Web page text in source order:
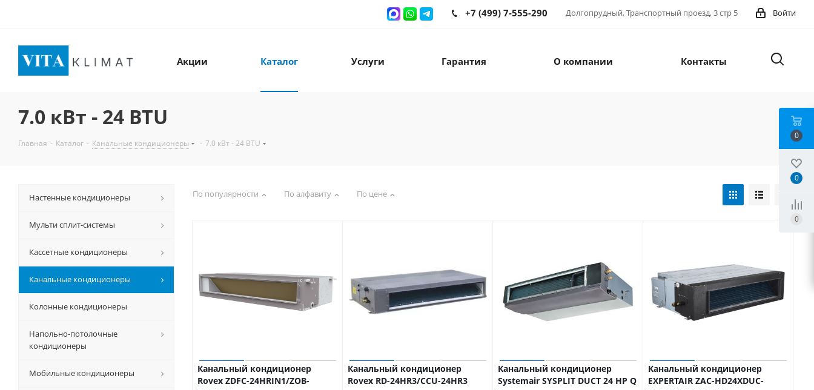
Войти
Долгопрудный, Транспортный проезд, 3 стр 5
+7 (499) 7-555-290
Акции Каталог Услуги Гарантия О компании Контакты
7.0 кВт - 24 BTU
Главная - Каталог - Канальные кондиционеры - 7.0 кВт - 24 BTU
По популярности По алфавиту По цене
Канальный кондиционер
Rovex ZDFC-24HRIN1/ZOB-
Канальный кондиционер
Rovex RD-24HR3/CCU-24HR3
Канальный кондиционер
Systemair SYSPLIT DUCT 24 HP Q
Канальный кондиционер
EXPERTAIR ZAC-HD24XDUC-
Настенные кондиционеры
Мульти сплит-системы
Кассетные кондиционеры
Канальные кондиционеры
Колонные кондиционеры
Напольно-потолочные
кондиционеры
Мобильные кондиционеры
0
0
0